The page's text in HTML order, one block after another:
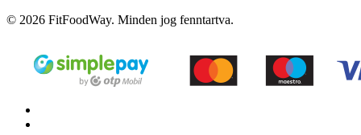
© 2026 FitFoodWay. Minden jog fenntartva.